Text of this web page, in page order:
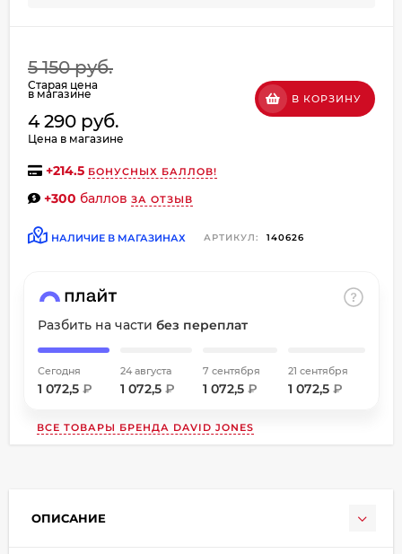
5 150 руб.
Старая цена
в магазине
4 290 руб.
Цена в магазине
В КОРЗИНУ
+214.5 БОНУСНЫХ БАЛЛОВ!
+300 баллов ЗА ОТЗЫВ
НАЛИЧИЕ В МАГАЗИНАХ АРТИКУЛ: 140626
Разбить на части без переплат
Сегодня
1 072,5 ₽
24 августа
1 072,5 ₽
7 сентября
1 072,5 ₽
21 сентября
1 072,5 ₽
ВСЕ ТОВАРЫ БРЕНДА DAVID JONES
ОПИСАНИЕ
25
2 недели
Остались вопросы?